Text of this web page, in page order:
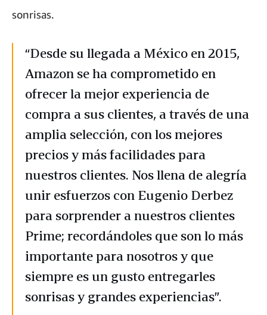
sonrisas.
“Desde su llegada a México en 2015,
Amazon se ha comprometido en
ofrecer la mejor experiencia de
compra a sus clientes, a través de una
amplia selección, con los mejores
precios y más facilidades para
nuestros clientes. Nos llena de alegría
unir esfuerzos con Eugenio Derbez
para sorprender a nuestros clientes
Prime; recordándoles que son lo más
importante para nosotros y que
siempre es un gusto entregarles
sonrisas y grandes experiencias”.